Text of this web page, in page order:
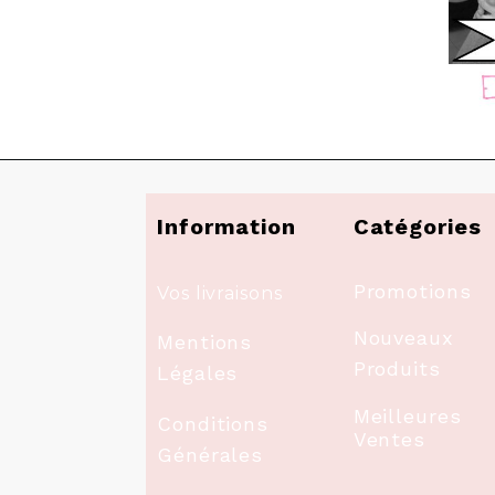
Information
Vos livraisons
Mentions
Légales
Conditions
Générales
Catégories
Promotions
Nouveaux
Produits
Meilleures
Ventes